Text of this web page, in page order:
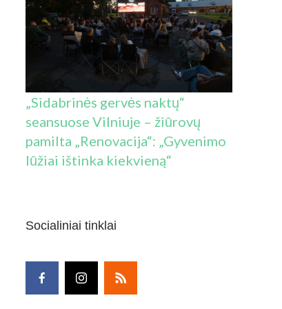
„Sidabrinės gervės naktų“
seansuose Vilniuje – žiūrovų
pamilta „Renovacija“: „Gyvenimo
lūžiai ištinka kiekvieną“
Socialiniai tinklai